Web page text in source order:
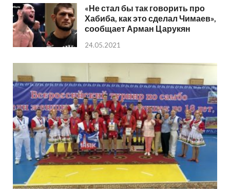
«Не стал бы так говорить про
Хабиба, как это сделал Чимаев»,
сообщает Арман Царукян
24.05.2021